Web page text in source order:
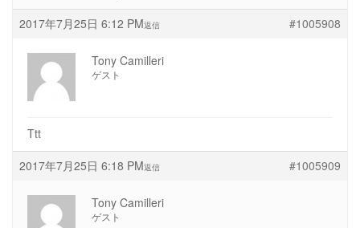
2017年7月25日 6:12 PM
#1005908
返信
Tony Camilleri
ゲスト
Ttt
2017年7月25日 6:18 PM
#1005909
返信
Tony Camilleri
ゲスト